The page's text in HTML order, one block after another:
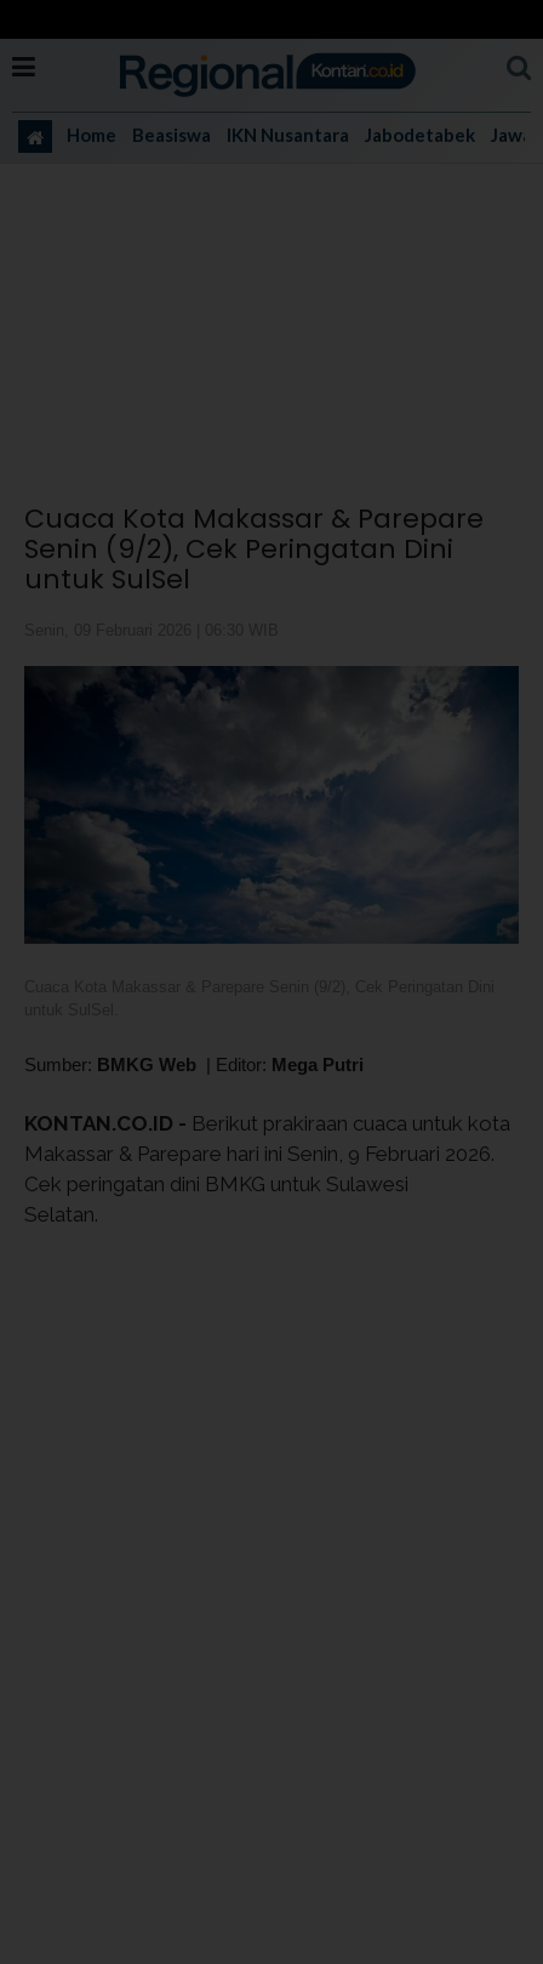
Home Beasiswa IKN Nusantara Jabodetabek Jawa
Cuaca Kota Makassar & Parepare
Senin (9/2), Cek Peringatan Dini
untuk SulSel
Sumber: BMKG Web | Editor: Mega Putri
KONTAN.CO.ID - Berikut prakiraan cuaca untuk kota
Makassar & Parepare hari ini Senin, 9 Februari 2026.
Cek peringatan dini BMKG untuk Sulawesi
Selatan.